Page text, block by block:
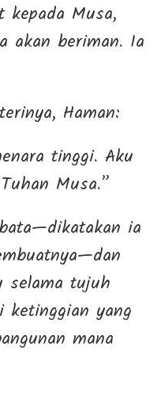
Musa,
akan beriman. Ia
Haman:
tinggi. Aku
Musa.”
ia
selama tujuh
ketinggian yang
mana